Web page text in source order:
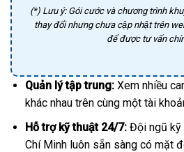
(*) Lưu ý: Gói cước và chương trình
thay đổi nhưng chưa cập nhật trên
để được tư vấn
Quản lý tập trung:Xem nhiều
khác nhau trên cùng một tài
Hỗ trợ kỹ thuật 24/7:Đội ngũ kỹ
Chí Minh luôn sẵn sàng có mặt